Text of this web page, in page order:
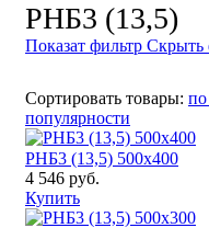
РНБ3 (13,5)
Показат фильтр Скрыть
Сортировать товары:
популярности
РНБ3 (13,5) 500x400
4 546 руб.
Купить